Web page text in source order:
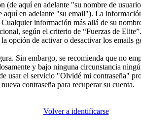
aquí en adelante "su nombre de
en adelante "su email"). La
información más allá de su
según el criterio de “Fuerzas de
opción de activar o desactivar los emails
Sin embargo, se recomienda que no
y bajo ninguna circunstancia
usar el servicio "Olvidé mi contraseña"
contraseña para recuperar su cuenta.
Volver a identificarse